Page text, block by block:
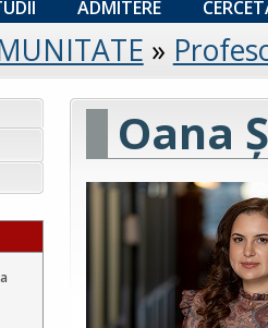
ADMITERE
»
Oana